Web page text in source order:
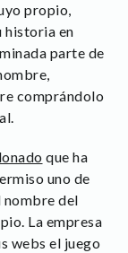
propio,
historia en
parte de
comprándolo
que ha
uno de
nombre del
La empresa
webs el juego